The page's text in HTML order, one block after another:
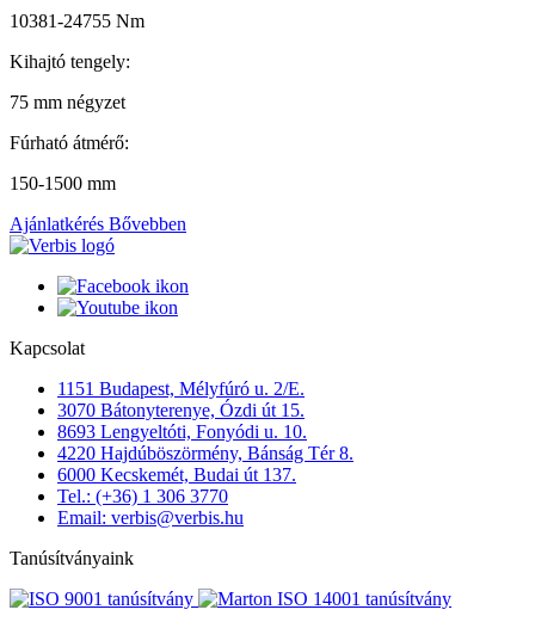
10381-24755 Nm
Kihajtó tengely:
75 mm négyzet
Fúrható átmérő:
150-1500 mm
Ajánlatkérés Bővebben
Kapcsolat
1151 Budapest, Mélyfúró u. 2/E.
3070 Bátonyterenye, Ózdi út 15.
8693 Lengyeltóti, Fonyódi u. 10.
4220 Hajdúböszörmény, Bánság Tér 8.
6000 Kecskemét, Budai út 137.
Tel.: (+36) 1 306 3770
Email: verbis@verbis.hu
Tanúsítványaink